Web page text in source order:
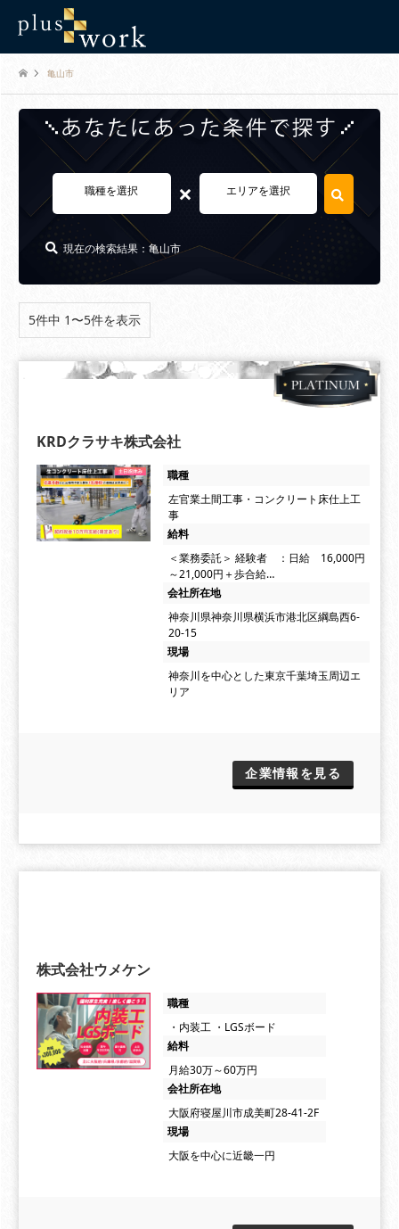
亀山市
職種を選択 × エリアを選択
現在の検索結果：亀山市
5件中 1〜5件を表示
KRDクラサキ株式会社
職種
左官業土間工事・コンクリート床仕上工
事
給料
＜業務委託＞ 経験者 ：日給 16,000円
～21,000円＋歩合給…
会社所在地
神奈川県神奈川県横浜市港北区綱島西6-
20-15
現場
神奈川を中心とした東京千葉埼玉周辺エ
リア
企業情報を見る
株式会社ウメケン
職種
・内装工 ・LGSボード
給料
月給30万～60万円
会社所在地
大阪府寝屋川市成美町28-41-2F
現場
大阪を中心に近畿一円